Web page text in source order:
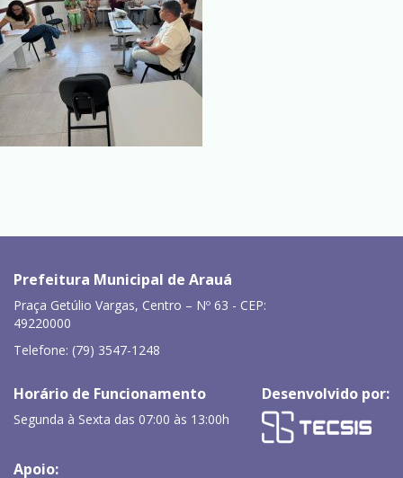
Prefeitura Municipal de Arauá
Praça Getúlio Vargas, Centro – Nº 63 - CEP:
49220000
Telefone: (79) 3547-1248
Horário de Funcionamento
Segunda à Sexta das 07:00 às 13:00h
Desenvolvido por:
Apoio: